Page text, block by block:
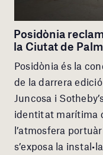
Posidònia
la Ciutat de
Posidònia és la
de la darrera
Juncosa i
identitat marítima
l’atmosfera
s’exposa la